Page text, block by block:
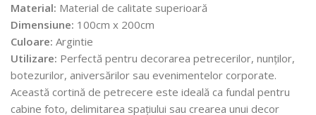
Material: Material de calitate superioară
Dimensiune: 100cm x 200cm
Culoare: Argintie
Utilizare: Perfectă pentru decorarea petrecerilor, nunților,
botezurilor, aniversărilor sau evenimentelor corporate.
Această cortină de petrecere este ideală ca fundal pentru
cabine foto, delimitarea spațiului sau crearea unui decor